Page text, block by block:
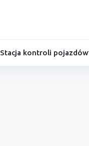
Stacja kontroli pojazdów